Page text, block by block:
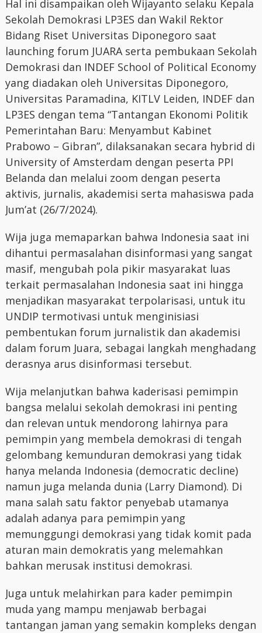
Hal ini disampaikan oleh Wijayanto selaku Kepala
Sekolah Demokrasi LP3ES dan Wakil Rektor
Bidang Riset Universitas Diponegoro saat
launching forum JUARA serta pembukaan Sekolah
Demokrasi dan INDEF School of Political Economy
yang diadakan oleh Universitas Diponegoro,
Universitas Paramadina, KITLV Leiden, INDEF dan
LP3ES dengan tema “Tantangan Ekonomi Politik
Pemerintahan Baru: Menyambut Kabinet
Prabowo – Gibran”, dilaksanakan secara hybrid di
University of Amsterdam dengan peserta PPI
Belanda dan melalui zoom dengan peserta
aktivis, jurnalis, akademisi serta mahasiswa pada
Jum’at (26/7/2024).
Wija juga memaparkan bahwa Indonesia saat ini
dihantui permasalahan disinformasi yang sangat
masif, mengubah pola pikir masyarakat luas
terkait permasalahan Indonesia saat ini hingga
menjadikan masyarakat terpolarisasi, untuk itu
UNDIP termotivasi untuk menginisiasi
pembentukan forum jurnalistik dan akademisi
dalam forum Juara, sebagai langkah menghadang
derasnya arus disinformasi tersebut.
Wija melanjutkan bahwa kaderisasi pemimpin
bangsa melalui sekolah demokrasi ini penting
dan relevan untuk mendorong lahirnya para
pemimpin yang membela demokrasi di tengah
gelombang kemunduran demokrasi yang tidak
hanya melanda Indonesia (democratic decline)
namun juga melanda dunia (Larry Diamond). Di
mana salah satu faktor penyebab utamanya
adalah adanya para pemimpin yang
memunggungi demokrasi yang tidak komit pada
aturan main demokratis yang melemahkan
bahkan merusak institusi demokrasi.
Juga untuk melahirkan para kader pemimpin
muda yang mampu menjawab berbagai
tantangan jaman yang semakin kompleks dengan